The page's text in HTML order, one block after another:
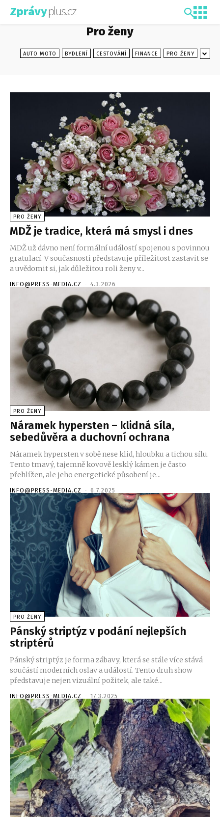
Zprávyplus.cz
Pro ženy
AUTO MOTO BYDLENÍ CESTOVÁNÍ FINANCE PRO ŽENY
PRO ŽENY
MDŽ je tradice, která má smysl i dnes
MDŽ už dávno není formální událostí spojenou s povinnou
gratulací. V současnosti představuje příležitost zastavit se
a uvědomit si, jak důležitou roli ženy v...
INFO@PRESS-MEDIA.CZ - 4.3.2026
PRO ŽENY
Náramek hypersten – klidná síla,
sebedůvěra a duchovní ochrana
Náramek hypersten v sobě nese klid, hloubku a tichou sílu.
Tento tmavý, tajemně kovově lesklý kámen je často
přehlížen, ale jeho energetické působení je...
INFO@PRESS-MEDIA.CZ - 6.7.2025
PRO ŽENY
Pánský striptýz v podání nejlepších
striptérů
Pánský striptýz je forma zábavy, která se stále více stává
součástí moderních oslav a událostí. Tento druh show
představuje nejen vizuální požitek, ale také...
INFO@PRESS-MEDIA.CZ - 17.3.2025